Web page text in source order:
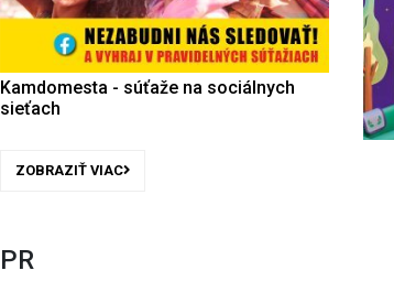
Kamdomesta - súťaže na sociálnych
sieťach
ZOBRAZIŤ VIAC
PR